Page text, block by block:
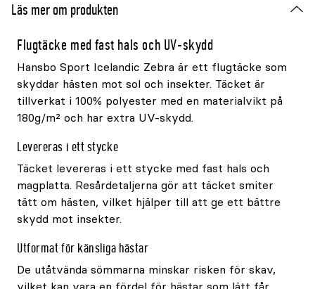
Läs mer om produkten
Flugtäcke med fast hals och UV-skydd
Hansbo Sport Icelandic Zebra är ett flugtäcke som
skyddar hästen mot sol och insekter. Täcket är
tillverkat i 100% polyester med en materialvikt på
180g/m² och har extra UV-skydd.
Levereras i ett stycke
Täcket levereras i ett stycke med fast hals och
magplatta. Resårdetaljerna gör att täcket smiter
tätt om hästen, vilket hjälper till att ge ett bättre
skydd mot insekter.
Utformat för känsliga hästar
De utåtvända sömmarna minskar risken för skav,